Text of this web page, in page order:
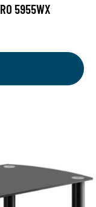
5955WX